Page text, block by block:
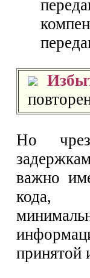
Но
важно
кода,
принятой